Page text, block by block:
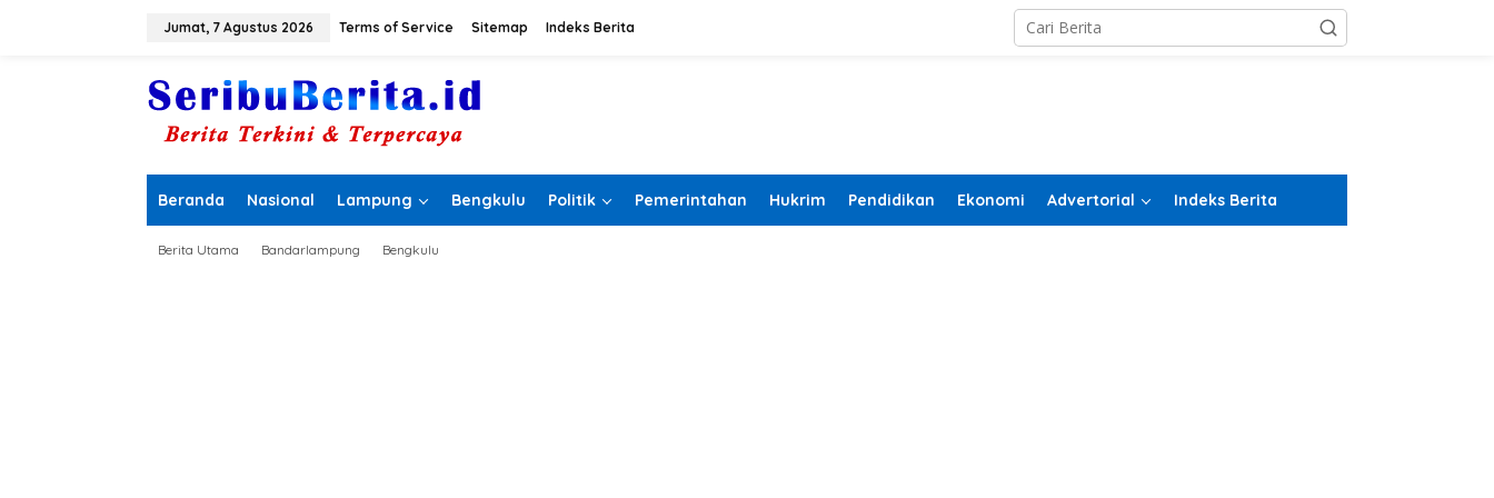
Jumat, 7 Agustus 2026 Terms of Service Sitemap Indeks Berita
Beranda Nasional Lampung Bengkulu Politik Pemerintahan Hukrim Pendidikan Ekonomi Advertorial Indeks Berita
Berita Utama Bandarlampung Bengkulu